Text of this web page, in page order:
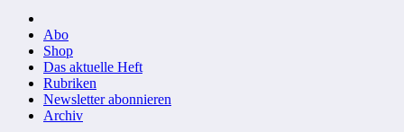
Abo
Shop
Das aktuelle Heft
Rubriken
Newsletter abonnieren
Archiv